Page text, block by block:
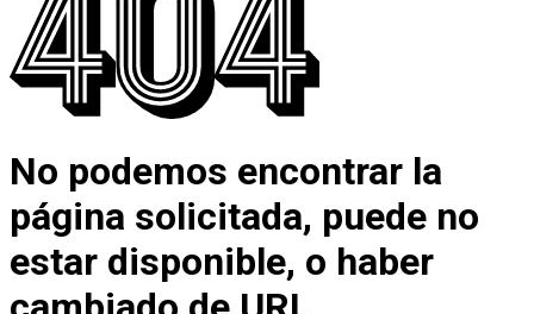
No podemos encontrar la
página solicitada, puede no
estar disponible, o haber